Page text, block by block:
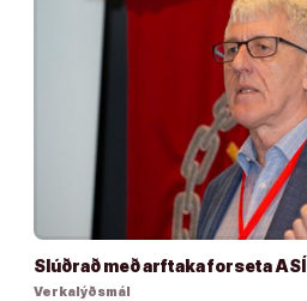
Slúðrað með arftaka forseta ASÍ
Verkalýðsmál